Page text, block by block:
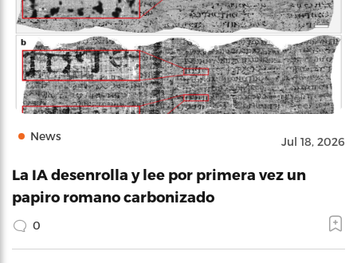
News Jul 18, 2026
La IA desenrolla y lee por primera vez un
papiro romano carbonizado
0